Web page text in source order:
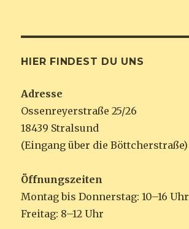
HIER FINDEST DU UNS
Adresse
Ossenreyerstraße 25/26
18439 Stralsund
(Eingang über die Böttcherstraße)
Öffnungszeiten
Montag bis Donnerstag: 10–16 Uhr
Freitag: 8–12 Uhr